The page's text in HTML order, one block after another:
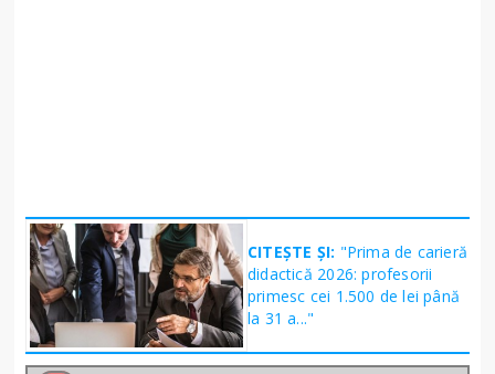
CITEȘTE ȘI: "Prima de carieră
didactică 2026: profesorii
primesc cei 1.500 de lei până
la 31 a..."